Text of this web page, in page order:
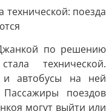
поезда
по решению
технической.
и автобусы на ней
поездов
могут выйти или